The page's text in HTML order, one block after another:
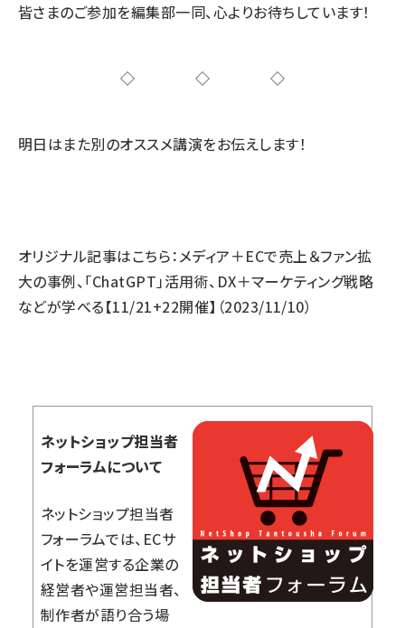
皆さまのご参加を編集部一同、心よりお待ちしています！
◇◇◇
明日はまた別のオススメ講演をお伝えします！
オリジナル記事はこちら：メディア＋ECで売上＆ファン拡
大の事例、「ChatGPT」活用術、DX＋マーケティング戦略
などが学べる【11/21+22開催】 （2023/11/10）
ネットショップ担当者
フォーラムについて
ネットショップ担当者
フォーラムでは、ECサ
イトを運営する企業の
経営者や運営担当者、
制作者が語り合う場